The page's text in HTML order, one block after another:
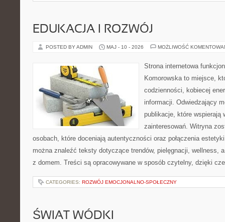
EDUKACJA I ROZWÓJ
POSTED BY ADMIN MAJ - 10 - 2026 MOŻLIWOŚĆ
Strona internetowa
Komorowska to miejsce,
codzienności, kobiecej
informacji. Odwiedzający
publikacje, które wspierają
zainteresowań. Witryna
osobach, które doceniają autentyczności oraz połączenia
można znaleźć teksty dotyczące trendów, pielęgnacji, wellness,
z domem. Treści są opracowywane w sposób czytelny, dzięki
CATEGORIES: ROZWÓJ EMOCJONALNO-SPOŁECZNY
ŚWIAT WÓDKI